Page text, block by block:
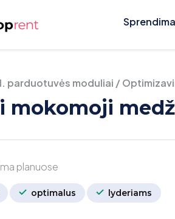
parduotuvės moduliai /
mokomoji
planuose
optimalus lyderiams